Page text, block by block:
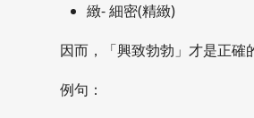
緻- 細密(精緻)
因而，「興致勃勃」才是正確
例句：